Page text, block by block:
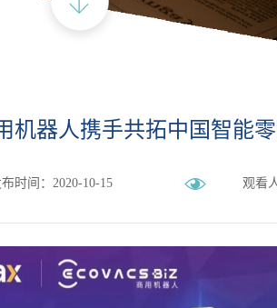
机器人携手共拓中国智能
时间：2020-10-15 观看